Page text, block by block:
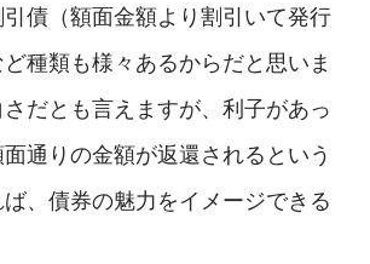
債（額面金額より割引いて発行
種類も様々あるからだと思いま
だとも言えますが、利子があっ
通りの金額が返還されるという
、債券の魅力をイメージできる